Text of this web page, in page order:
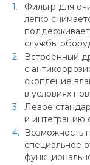
Фильтр для
легко
поддерживает
службы
Встроенный
с
скопление
в условиях
Левое
и интеграцию
Возможность
специальное